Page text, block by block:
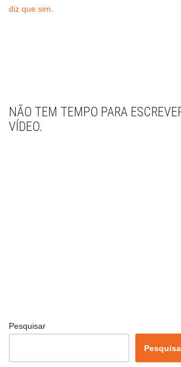
diz que sim.
NÃO TEM TEMPO PARA
VÍDEO.
Pesquisar